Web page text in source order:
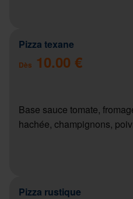
Pizza texane
Dès 10.00 €
Base sauce tomate,
hachée, champignons,
Pizza rustique